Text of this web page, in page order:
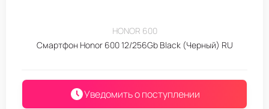
HONOR 600
Смартфон Honor 600 12/256Gb Black (Черный) RU
Уведомить о поступлении